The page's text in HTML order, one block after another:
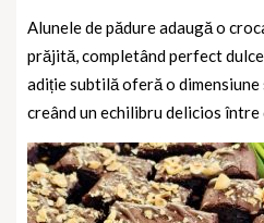
Alunele de pădure adaugă o
prăjită, completând perfect
adiție subtilă oferă o
creând un echilibru delicios între